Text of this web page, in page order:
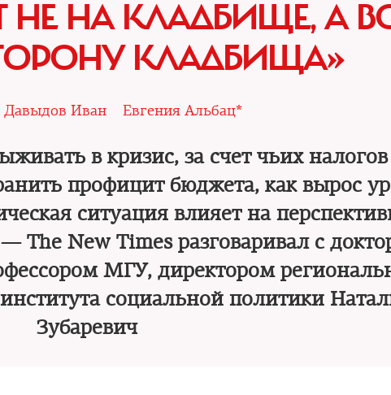
НЕ НА КЛАДБИЩЕ, А
КЛАДБИЩА»
Давыдов Иван Евгения Альбац*
в кризис, за счет чьих
профицит бюджета, как вырос
ситуация влияет на
The New Times разговаривал с
МГУ, директором
социальной политики
Зубаревич